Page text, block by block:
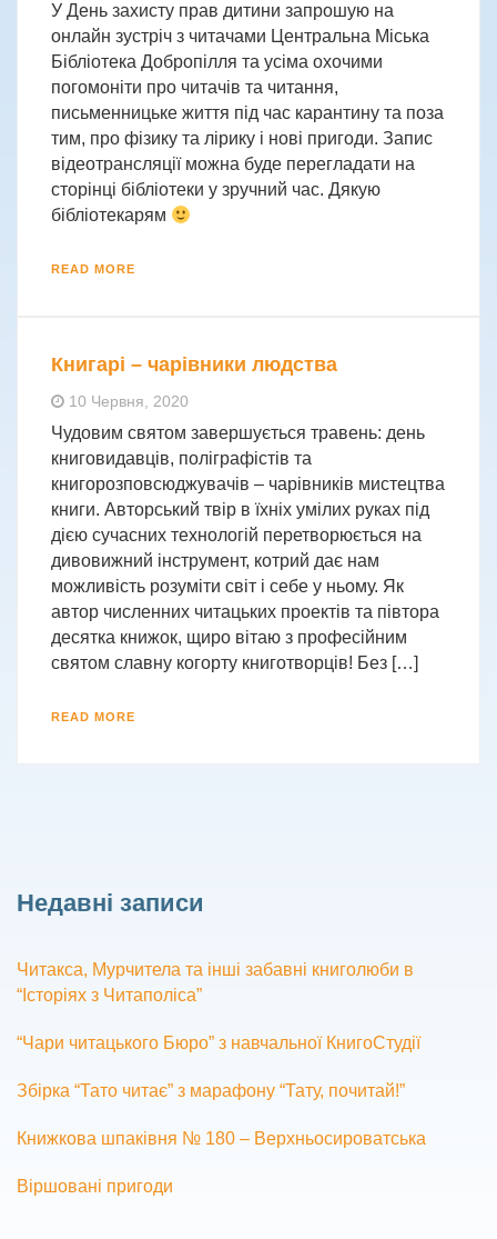
У День захисту прав дитини запрошую на
онлайн зустріч з читачами Центральна Міська
Бібліотека Добропілля та усіма охочими
погомоніти про читачів та читання,
письменницьке життя під час карантину та поза
тим, про фізику та лірику і нові пригоди. Запис
відеотрансляції можна буде перегладати на
сторінці бібліотеки у зручний час. Дякую
бібліотекарям
READ MORE
Книгарі – чарівники людства
10 Червня, 2020
Чудовим святом завершується травень: день
книговидавців, поліграфістів та
книгорозповсюджувачів – чарівників мистецтва
книги. Авторський твір в їхніх умілих руках під
дією сучасних технологій перетворюється на
дивовижний інструмент, котрий дає нам
можливість розуміти світ і себе у ньому. Як
автор численних читацьких проектів та півтора
десятка книжок, щиро вітаю з професійним
святом славну когорту книготворців! Без […]
READ MORE
Недавні записи
Читакса, Мурчитела та інші забавні книголюби в
“Історіях з Читаполіса”
“Чари читацького Бюро” з навчальної КнигоСтудії
Збірка “Тато читає” з марафону “Тату, почитай!”
Книжкова шпаківня № 180 – Верхньосироватська
Віршовані пригоди